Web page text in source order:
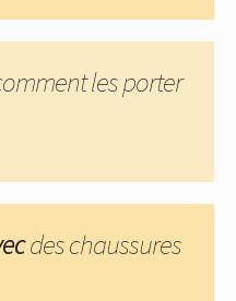
les porter
des chaussures